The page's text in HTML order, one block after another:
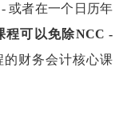
- 或者在一个日历年
程可以免除NCC -
的财务会计核心课